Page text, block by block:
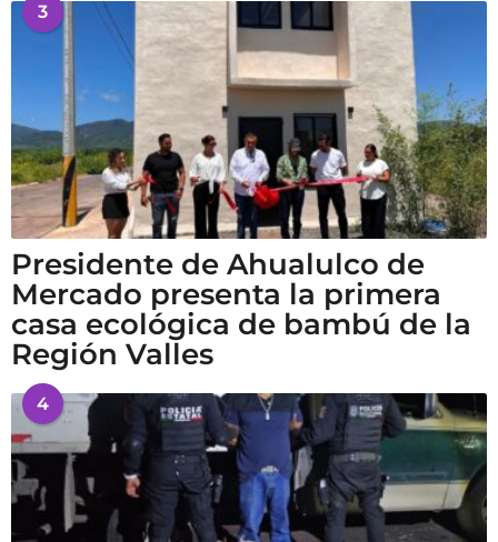
3
Presidente de Ahualulco de
Mercado presenta la primera
casa ecológica de bambú de la
Región Valles
4